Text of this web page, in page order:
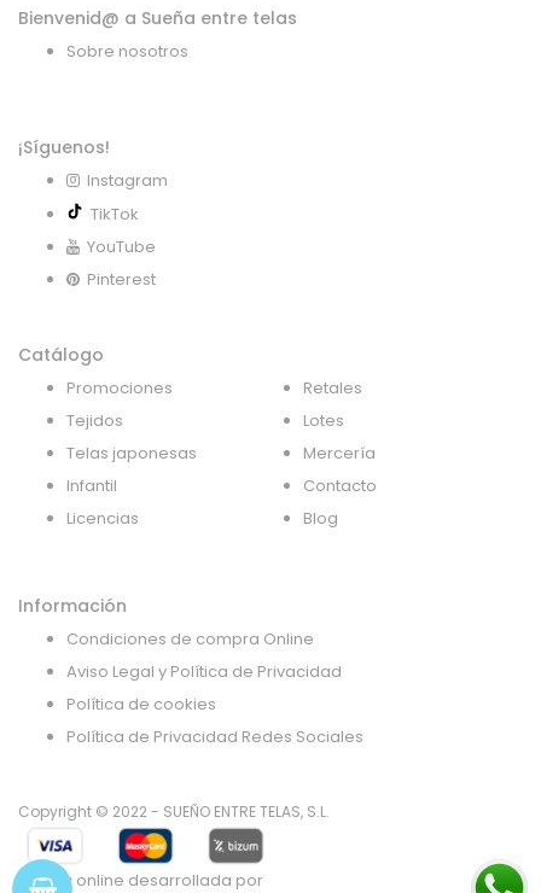
Bienvenid@ a Sueña entre telas
Sobre nosotros
¡Síguenos!
Instagram
TikTok
YouTube
Pinterest
Catálogo
Promociones
Tejidos
Telas japonesas
Infantil
Licencias
Retales
Lotes
Mercería
Contacto
Blog
Información
Condiciones de compra Online
Aviso Legal y Política de Privacidad
Política de cookies
Política de Privacidad Redes Sociales
Copyright © 2022 - SUEÑO ENTRE TELAS, S.L.
Tienda online desarrollada por